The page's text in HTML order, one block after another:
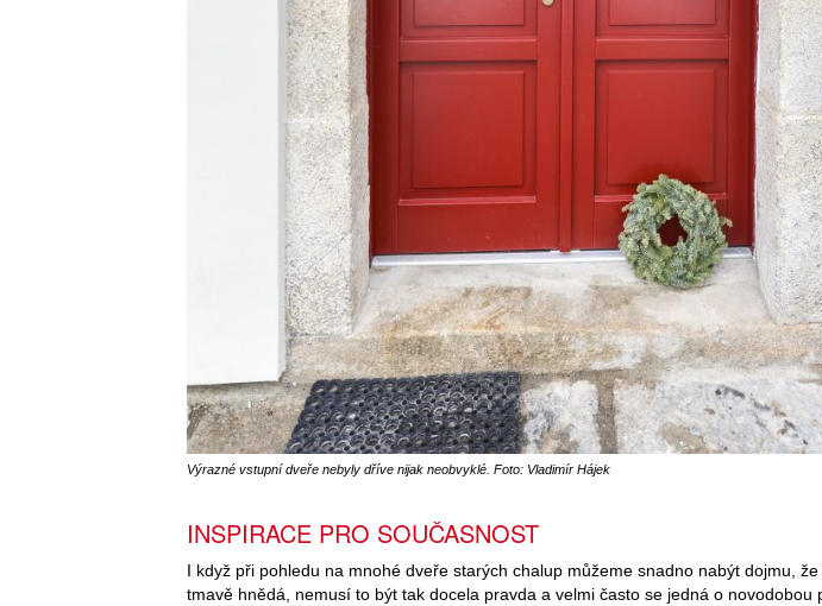
Výrazné vstupní dveře nebyly dříve nijak neobvyklé. Foto: Vladimír Hájek
INSPIRACE PRO SOUČASNOST
I když při pohledu na mnohé dveře starých chalup můžeme snadno nabýt dojmu,
tmavě hnědá, nemusí to být tak docela pravda a velmi často se jedná o novodobou